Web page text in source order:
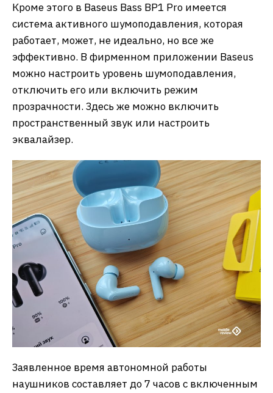
Кроме этого в Baseus Bass BP1 Pro имеется
система активного шумоподавления, которая
работает, может, не идеально, но все же
эффективно. В фирменном приложении Baseus
можно настроить уровень шумоподавления,
отключить его или включить режим
прозрачности. Здесь же можно включить
пространственный звук или настроить
эквалайзер.
Заявленное время автономной работы
наушников составляет до 7 часов с включенным